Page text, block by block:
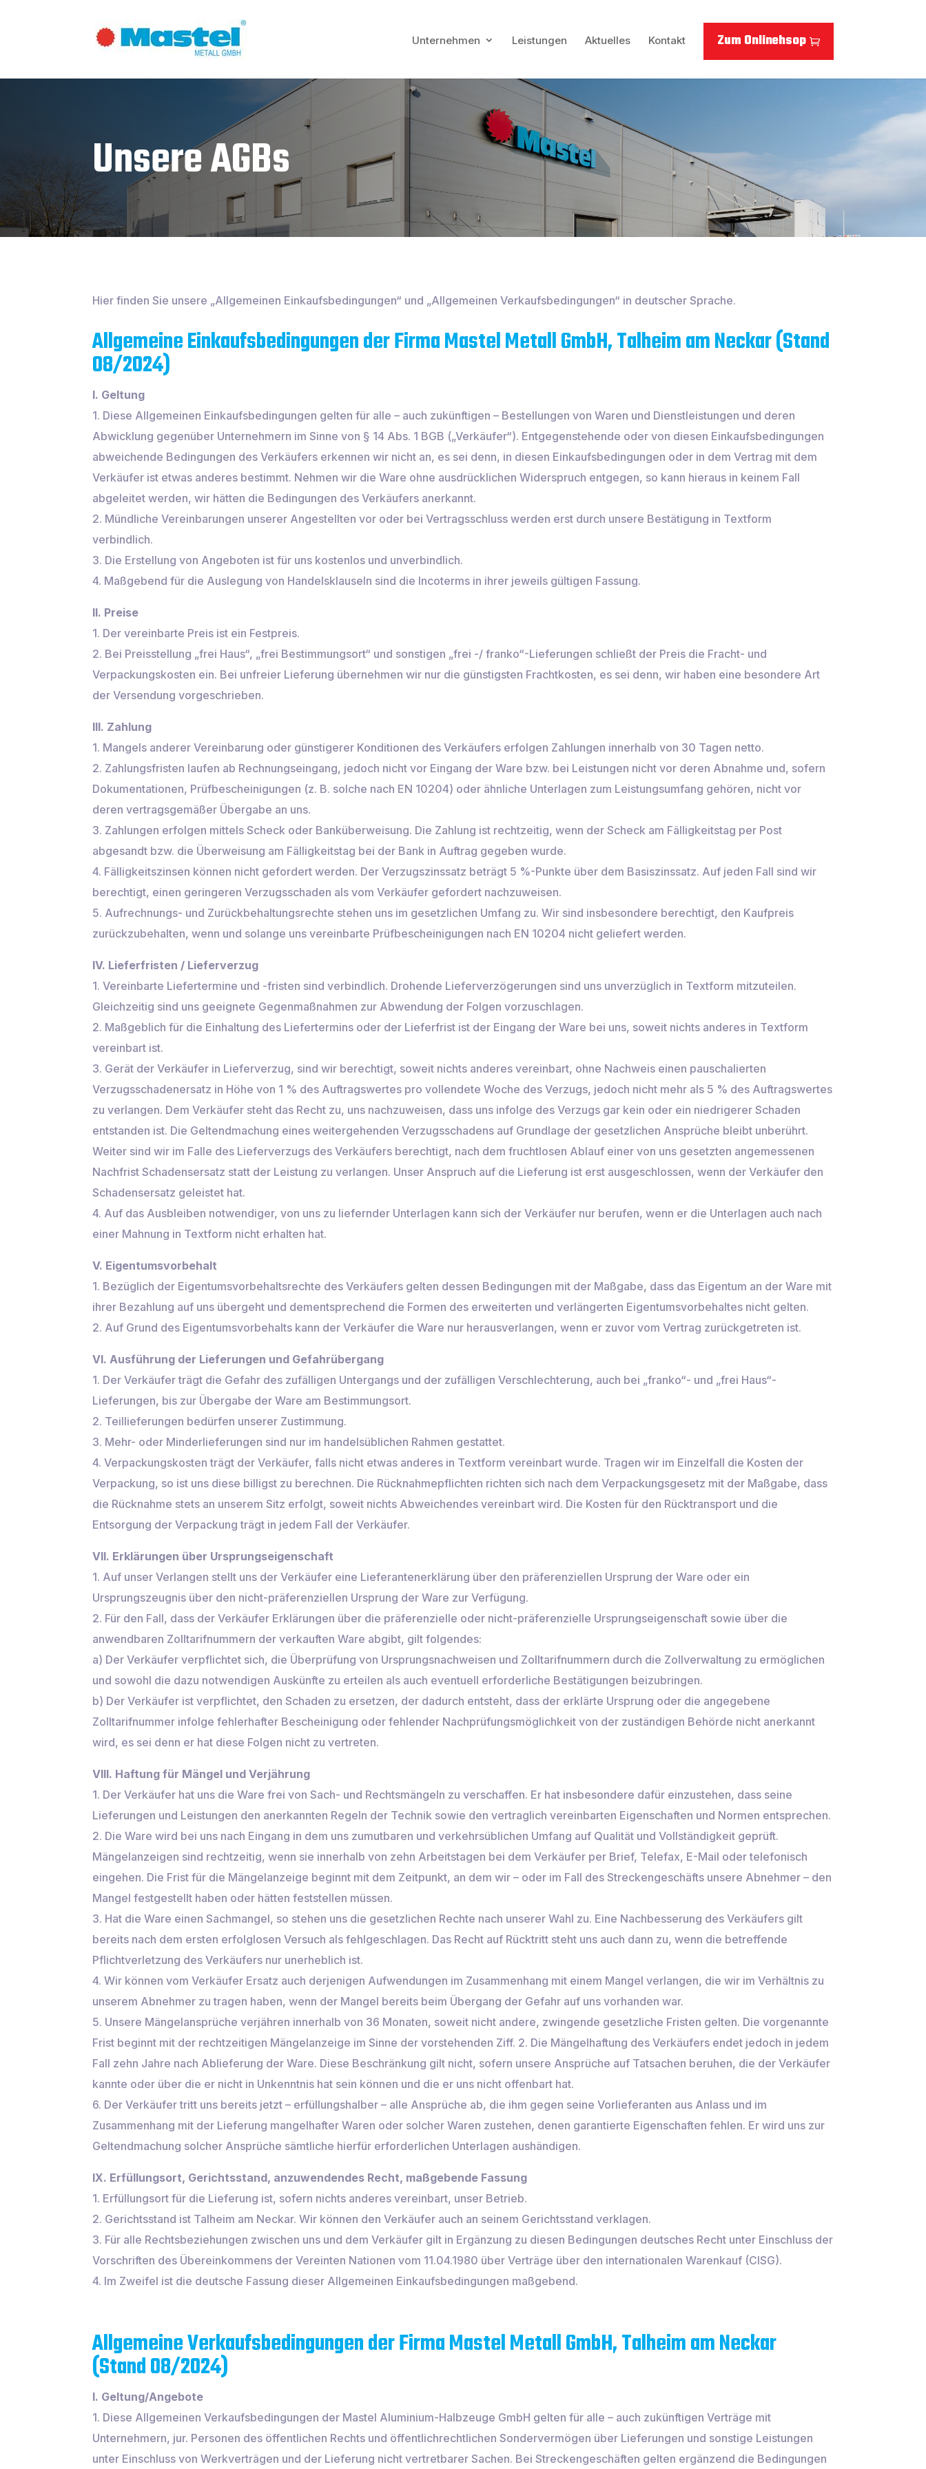
Unternehmen Leistungen Aktuelles Kontakt Zum Onlinehsop
Unsere AGBs
Hier finden Sie unsere „Allgemeinen Einkaufsbedingungen“ und „Allgemeinen Verkaufsbedingungen“ in deutscher Sprache.
Allgemeine Einkaufsbedingungen der Firma Mastel Metall GmbH, Talheim am Neckar (Stand
08/2024)
I. Geltung
1. Diese Allgemeinen Einkaufsbedingungen gelten für alle – auch zukünftigen – Bestellungen von Waren und Dienstleistungen und deren
Abwicklung gegenüber Unternehmern im Sinne von § 14 Abs. 1 BGB („Verkäufer“). Entgegenstehende oder von diesen Einkaufsbedingungen
abweichende Bedingungen des Verkäufers erkennen wir nicht an, es sei denn, in diesen Einkaufsbedingungen oder in dem Vertrag mit dem
Verkäufer ist etwas anderes bestimmt. Nehmen wir die Ware ohne ausdrücklichen Widerspruch entgegen, so kann hieraus in keinem Fall
abgeleitet werden, wir hätten die Bedingungen des Verkäufers anerkannt.
2. Mündliche Vereinbarungen unserer Angestellten vor oder bei Vertragsschluss werden erst durch unsere Bestätigung in Textform
verbindlich.
3. Die Erstellung von Angeboten ist für uns kostenlos und unverbindlich.
4. Maßgebend für die Auslegung von Handelsklauseln sind die Incoterms in ihrer jeweils gültigen Fassung.
II. Preise
1. Der vereinbarte Preis ist ein Festpreis.
2. Bei Preisstellung „frei Haus“, „frei Bestimmungsort“ und sonstigen „frei -/ franko“-Lieferungen schließt der Preis die Fracht- und
Verpackungskosten ein. Bei unfreier Lieferung übernehmen wir nur die günstigsten Frachtkosten, es sei denn, wir haben eine besondere Art
der Versendung vorgeschrieben.
III. Zahlung
1. Mangels anderer Vereinbarung oder günstigerer Konditionen des Verkäufers erfolgen Zahlungen innerhalb von 30 Tagen netto.
2. Zahlungsfristen laufen ab Rechnungseingang, jedoch nicht vor Eingang der Ware bzw. bei Leistungen nicht vor deren Abnahme und, sofern
Dokumentationen, Prüfbescheinigungen (z. B. solche nach EN 10204) oder ähnliche Unterlagen zum Leistungsumfang gehören, nicht vor
deren vertragsgemäßer Übergabe an uns.
3. Zahlungen erfolgen mittels Scheck oder Banküberweisung. Die Zahlung ist rechtzeitig, wenn der Scheck am Fälligkeitstag per Post
abgesandt bzw. die Überweisung am Fälligkeitstag bei der Bank in Auftrag gegeben wurde.
4. Fälligkeitszinsen können nicht gefordert werden. Der Verzugszinssatz beträgt 5 %-Punkte über dem Basiszinssatz. Auf jeden Fall sind wir
berechtigt, einen geringeren Verzugsschaden als vom Verkäufer gefordert nachzuweisen.
5. Aufrechnungs- und Zurückbehaltungsrechte stehen uns im gesetzlichen Umfang zu. Wir sind insbesondere berechtigt, den Kaufpreis
zurückzubehalten, wenn und solange uns vereinbarte Prüfbescheinigungen nach EN 10204 nicht geliefert werden.
IV. Lieferfristen / Lieferverzug
1. Vereinbarte Liefertermine und -fristen sind verbindlich. Drohende Lieferverzögerungen sind uns unverzüglich in Textform mitzuteilen.
Gleichzeitig sind uns geeignete Gegenmaßnahmen zur Abwendung der Folgen vorzuschlagen.
2. Maßgeblich für die Einhaltung des Liefertermins oder der Lieferfrist ist der Eingang der Ware bei uns, soweit nichts anderes in Textform
vereinbart ist.
3. Gerät der Verkäufer in Lieferverzug, sind wir berechtigt, soweit nichts anderes vereinbart, ohne Nachweis einen pauschalierten
Verzugsschadenersatz in Höhe von 1 % des Auftragswertes pro vollendete Woche des Verzugs, jedoch nicht mehr als 5 % des Auftragswertes
zu verlangen. Dem Verkäufer steht das Recht zu, uns nachzuweisen, dass uns infolge des Verzugs gar kein oder ein niedrigerer Schaden
entstanden ist. Die Geltendmachung eines weitergehenden Verzugsschadens auf Grundlage der gesetzlichen Ansprüche bleibt unberührt.
Weiter sind wir im Falle des Lieferverzugs des Verkäufers berechtigt, nach dem fruchtlosen Ablauf einer von uns gesetzten angemessenen
Nachfrist Schadensersatz statt der Leistung zu verlangen. Unser Anspruch auf die Lieferung ist erst ausgeschlossen, wenn der Verkäufer den
Schadensersatz geleistet hat.
4. Auf das Ausbleiben notwendiger, von uns zu liefernder Unterlagen kann sich der Verkäufer nur berufen, wenn er die Unterlagen auch nach
einer Mahnung in Textform nicht erhalten hat.
V. Eigentumsvorbehalt
1. Bezüglich der Eigentumsvorbehaltsrechte des Verkäufers gelten dessen Bedingungen mit der Maßgabe, dass das Eigentum an der Ware mit
ihrer Bezahlung auf uns übergeht und dementsprechend die Formen des erweiterten und verlängerten Eigentumsvorbehaltes nicht gelten.
2. Auf Grund des Eigentumsvorbehalts kann der Verkäufer die Ware nur herausverlangen, wenn er zuvor vom Vertrag zurückgetreten ist.
VI. Ausführung der Lieferungen und Gefahrübergang
1. Der Verkäufer trägt die Gefahr des zufälligen Untergangs und der zufälligen Verschlechterung, auch bei „franko“- und „frei Haus“-
Lieferungen, bis zur Übergabe der Ware am Bestimmungsort.
2. Teillieferungen bedürfen unserer Zustimmung.
3. Mehr- oder Minderlieferungen sind nur im handelsüblichen Rahmen gestattet.
4. Verpackungskosten trägt der Verkäufer, falls nicht etwas anderes in Textform vereinbart wurde. Tragen wir im Einzelfall die Kosten der
Verpackung, so ist uns diese billigst zu berechnen. Die Rücknahmepflichten richten sich nach dem Verpackungsgesetz mit der Maßgabe, dass
die Rücknahme stets an unserem Sitz erfolgt, soweit nichts Abweichendes vereinbart wird. Die Kosten für den Rücktransport und die
Entsorgung der Verpackung trägt in jedem Fall der Verkäufer.
VII. Erklärungen über Ursprungseigenschaft
1. Auf unser Verlangen stellt uns der Verkäufer eine Lieferantenerklärung über den präferenziellen Ursprung der Ware oder ein
Ursprungszeugnis über den nicht-präferenziellen Ursprung der Ware zur Verfügung.
2. Für den Fall, dass der Verkäufer Erklärungen über die präferenzielle oder nicht-präferenzielle Ursprungseigenschaft sowie über die
anwendbaren Zolltarifnummern der verkauften Ware abgibt, gilt folgendes:
a) Der Verkäufer verpflichtet sich, die Überprüfung von Ursprungsnachweisen und Zolltarifnummern durch die Zollverwaltung zu ermöglichen
und sowohl die dazu notwendigen Auskünfte zu erteilen als auch eventuell erforderliche Bestätigungen beizubringen.
b) Der Verkäufer ist verpflichtet, den Schaden zu ersetzen, der dadurch entsteht, dass der erklärte Ursprung oder die angegebene
Zolltarifnummer infolge fehlerhafter Bescheinigung oder fehlender Nachprüfungsmöglichkeit von der zuständigen Behörde nicht anerkannt
wird, es sei denn er hat diese Folgen nicht zu vertreten.
VIII. Haftung für Mängel und Verjährung
1. Der Verkäufer hat uns die Ware frei von Sach- und Rechtsmängeln zu verschaffen. Er hat insbesondere dafür einzustehen, dass seine
Lieferungen und Leistungen den anerkannten Regeln der Technik sowie den vertraglich vereinbarten Eigenschaften und Normen entsprechen.
2. Die Ware wird bei uns nach Eingang in dem uns zumutbaren und verkehrsüblichen Umfang auf Qualität und Vollständigkeit geprüft.
Mängelanzeigen sind rechtzeitig, wenn sie innerhalb von zehn Arbeitstagen bei dem Verkäufer per Brief, Telefax, E-Mail oder telefonisch
eingehen. Die Frist für die Mängelanzeige beginnt mit dem Zeitpunkt, an dem wir – oder im Fall des Streckengeschäfts unsere Abnehmer – den
Mangel festgestellt haben oder hätten feststellen müssen.
3. Hat die Ware einen Sachmangel, so stehen uns die gesetzlichen Rechte nach unserer Wahl zu. Eine Nachbesserung des Verkäufers gilt
bereits nach dem ersten erfolglosen Versuch als fehlgeschlagen. Das Recht auf Rücktritt steht uns auch dann zu, wenn die betreffende
Pflichtverletzung des Verkäufers nur unerheblich ist.
4. Wir können vom Verkäufer Ersatz auch derjenigen Aufwendungen im Zusammenhang mit einem Mangel verlangen, die wir im Verhältnis zu
unserem Abnehmer zu tragen haben, wenn der Mangel bereits beim Übergang der Gefahr auf uns vorhanden war.
5. Unsere Mängelansprüche verjähren innerhalb von 36 Monaten, soweit nicht andere, zwingende gesetzliche Fristen gelten. Die vorgenannte
Frist beginnt mit der rechtzeitigen Mängelanzeige im Sinne der vorstehenden Ziff. 2. Die Mängelhaftung des Verkäufers endet jedoch in jedem
Fall zehn Jahre nach Ablieferung der Ware. Diese Beschränkung gilt nicht, sofern unsere Ansprüche auf Tatsachen beruhen, die der Verkäufer
kannte oder über die er nicht in Unkenntnis hat sein können und die er uns nicht offenbart hat.
6. Der Verkäufer tritt uns bereits jetzt – erfüllungshalber – alle Ansprüche ab, die ihm gegen seine Vorlieferanten aus Anlass und im
Zusammenhang mit der Lieferung mangelhafter Waren oder solcher Waren zustehen, denen garantierte Eigenschaften fehlen. Er wird uns zur
Geltendmachung solcher Ansprüche sämtliche hierfür erforderlichen Unterlagen aushändigen.
IX. Erfüllungsort, Gerichtsstand, anzuwendendes Recht, maßgebende Fassung
1. Erfüllungsort für die Lieferung ist, sofern nichts anderes vereinbart, unser Betrieb.
2. Gerichtsstand ist Talheim am Neckar. Wir können den Verkäufer auch an seinem Gerichtsstand verklagen.
3. Für alle Rechtsbeziehungen zwischen uns und dem Verkäufer gilt in Ergänzung zu diesen Bedingungen deutsches Recht unter Einschluss der
Vorschriften des Übereinkommens der Vereinten Nationen vom 11.04.1980 über Verträge über den internationalen Warenkauf (CISG).
4. Im Zweifel ist die deutsche Fassung dieser Allgemeinen Einkaufsbedingungen maßgebend.
Allgemeine Verkaufsbedingungen der Firma Mastel Metall GmbH, Talheim am Neckar
(Stand 08/2024)
I. Geltung/Angebote
1. Diese Allgemeinen Verkaufsbedingungen der Mastel Aluminium-Halbzeuge GmbH gelten für alle – auch zukünftigen Verträge mit
Unternehmern, jur. Personen des öffentlichen Rechts und öffentlichrechtlichen Sondervermögen über Lieferungen und sonstige Leistungen
unter Einschluss von Werkverträgen und der Lieferung nicht vertretbarer Sachen. Bei Streckengeschäften gelten ergänzend die Bedingungen